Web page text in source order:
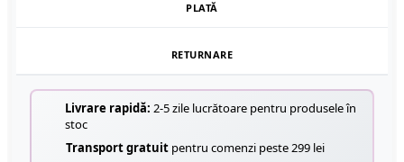
PLATĂ
RETURNARE
Livrare rapidă: 2-5 zile lucrătoare pentru produsele în
stoc
Transport gratuit pentru comenzi peste 299 lei